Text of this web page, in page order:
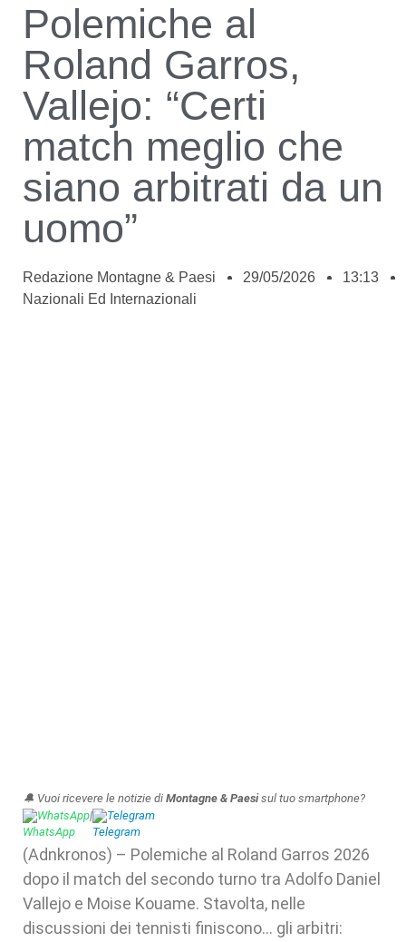
Polemiche al
Roland Garros,
Vallejo: “Certi
match meglio che
siano arbitrati da un
uomo”
Redazione Montagne & Paesi 29/05/2026
13:13
Nazionali Ed Internazionali
🔔 Vuoi ricevere le notizie di Montagne & Paesisul tuo smartphone?
WhatsApp| Telegram
(Adnkronos) – Polemiche al Roland Garros 2026
dopo il match del secondo turno tra Adolfo Daniel
Vallejo e Moise Kouame. Stavolta, nelle
discussioni dei tennisti finiscono… gli arbitri: